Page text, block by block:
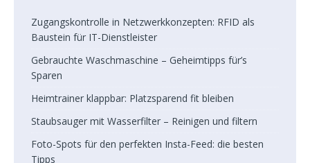
Zugangskontrolle in Netzwerkkonzepten: RFID als
Baustein für IT-Dienstleister
Gebrauchte Waschmaschine – Geheimtipps für’s
Sparen
Heimtrainer klappbar: Platzsparend fit bleiben
Staubsauger mit Wasserfilter – Reinigen und filtern
Foto-Spots für den perfekten Insta-Feed: die besten
Tipps